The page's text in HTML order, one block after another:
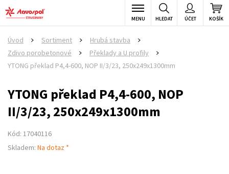
KOŠÍK
ÚČET
HLEDAT
MENU
Úvod Sortiment Hrubá stavba
Zdivo porobetonové
Překlady a U profily
YTONG překlad P4,4-600, NOP II/3/23, 250x249x1300mm
YTONG překlad P4,4-600, NOP
II/3/23, 250x249x1300mm
Kód: 17040116
Skladem: Na dotaz *